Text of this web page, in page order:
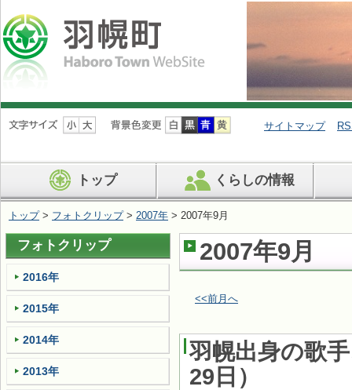
ナ
ビ
ン
を
ば
す
サイトマップ
トップ くらしの情報
トップ> フォトクリップ> 2007年 > 2007年9月
2007年9月
<<前月へ
羽幌出身の歌
29日 ）
フォトクリップ
2016年
2015年
2014年
2013年